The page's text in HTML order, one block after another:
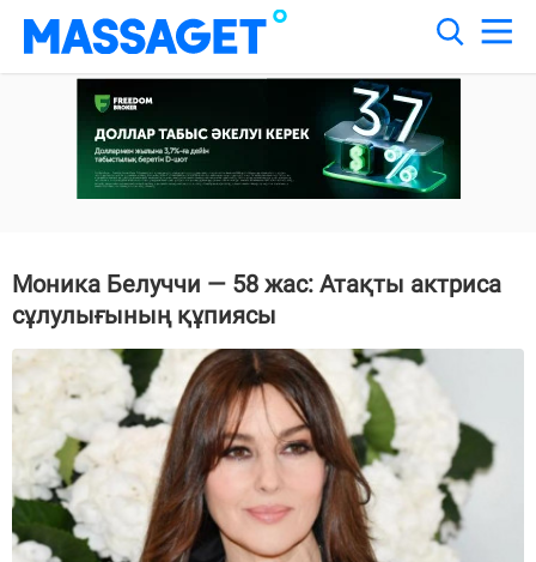
Моника Белуччи — 58 жас: Атақты актриса
сұлулығының құпиясы